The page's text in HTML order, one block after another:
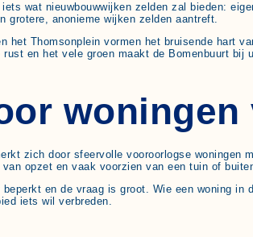
iets wat nieuwbouwwijken zelden zal bieden:
grotere, anonieme wijken zelden aantreft.
het Thomsonplein vormen het bruisende hart
rust en het vele groen maakt de Bomenbuurt
zich door sfeervolle vooroorlogse
opzet en vaak voorzien van een tuin of
en de vraag is groot. Wie een woning
iets wil verbreden.